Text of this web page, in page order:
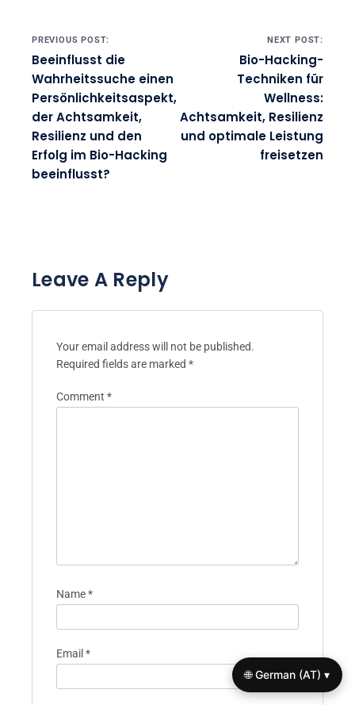
Post navigation
PREVIOUS POST:
Beeinflusst die
Wahrheitssuche einen
Persönlichkeitsaspekt,
der Achtsamkeit,
Resilienz und den
Erfolg im Bio-Hacking
beeinflusst?
NEXT POST:
Bio-Hacking-
Techniken für
Wellness:
Achtsamkeit, Resilienz
und optimale Leistung
freisetzen
Leave A Reply
Your email address will not be published.
Required fields are marked *
Comment *
Name*
Email *
🌐 German (AT) ▾